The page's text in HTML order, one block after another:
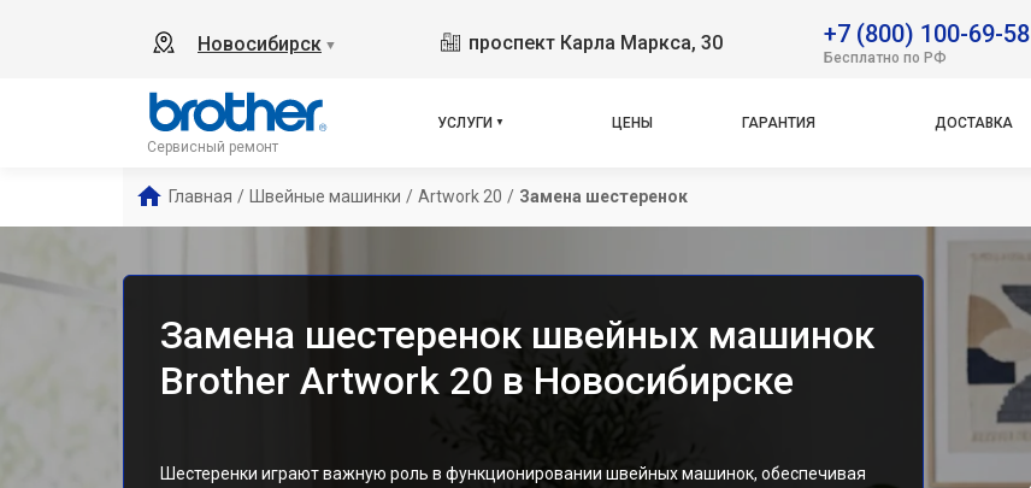
Новосибирск ▼ проспект Карла Маркса, 30 +7 (800) 100-69-58
Бесплатно по РФ
Сервисный ремонт
УСЛУГИ ЦЕНЫ ГАРАНТИЯ ДОСТАВКА
Главная / Швейные машинки / Artwork 20 / Замена шестеренок
Замена шестеренок швейных машинок
Brother Artwork 20 в Новосибирске
Шестеренки играют важную роль в функционировании швейных машинок, обеспечивая